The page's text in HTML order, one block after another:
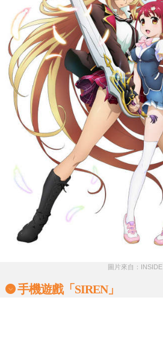
圖片來自：INSIDE
手機遊戲「SIREN」